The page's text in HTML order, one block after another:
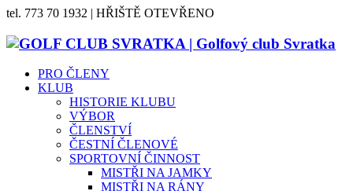
tel. 773 70 1932 | HŘIŠTĚ OTEVŘENO
PRO ČLENY
KLUB
HISTORIE KLUBU
VÝBOR
ČLENSTVÍ
ČESTNÍ ČLENOVÉ
SPORTOVNÍ ČINNOST
MISTŘI NA JAMKY
MISTŘI NA RÁNY